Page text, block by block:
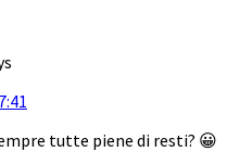
tutte piene di resti? 😀